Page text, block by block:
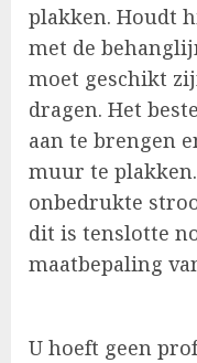
plakken. Houdt
met de
moet geschikt
dragen. Het
aan te brengen
muur te
onbedrukte
dit is tenslotte
maatbepaling
U hoeft geen